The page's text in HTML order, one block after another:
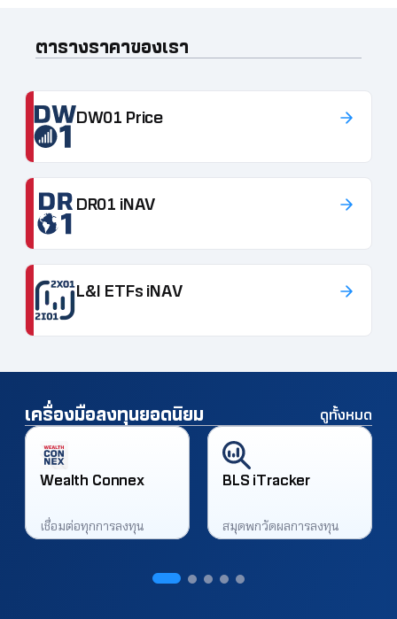
ตารางราคาของเรา
DW01 Price
DR01 iNAV
L&I ETFs iNAV
เครื่องมือลงทุนยอดนิยม ดูทั้งหมด
Wealth Connex
เชื่อมต่อทุกการลงทุน
BLS iTracker
สมุดพกวัดผลการลงทุน